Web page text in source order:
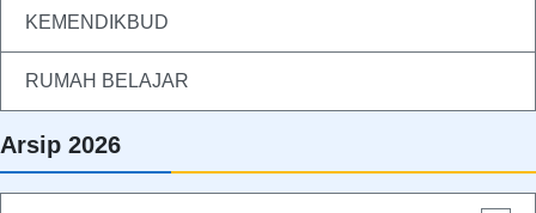
KEMENDIKBUD
RUMAH BELAJAR
Arsip 2026